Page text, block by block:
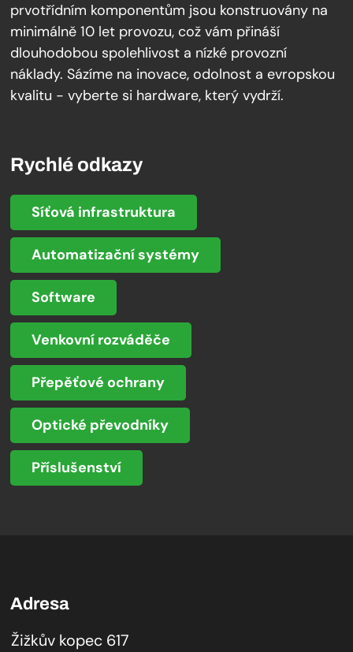
prvotřídním komponentům jsou konstruovány na
minimálně 10 let provozu, což vám přináší
dlouhodobou spolehlivost a nízké provozní
náklady. Sázíme na inovace, odolnost a evropskou
kvalitu - vyberte si hardware, který vydrží.
Rychlé odkazy
Síťová infrastruktura
Automatizační systémy
Software
Venkovní rozváděče
Přepěťové ochrany
Optické převodníky
Příslušenství
Adresa
Žižkův kopec 617